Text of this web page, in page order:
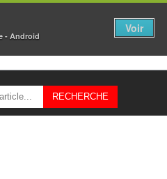
- Android
Voir